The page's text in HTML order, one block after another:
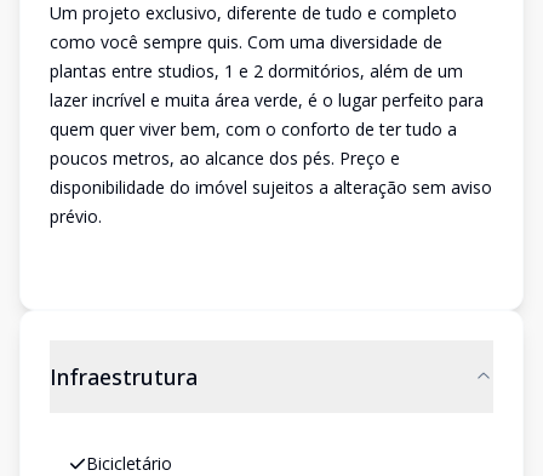
Um projeto exclusivo, diferente de tudo e completo
como você sempre quis. Com uma diversidade de
plantas entre studios, 1 e 2 dormitórios, além de um
lazer incrível e muita área verde, é o lugar perfeito para
quem quer viver bem, com o conforto de ter tudo a
poucos metros, ao alcance dos pés. Preço e
disponibilidade do imóvel sujeitos a alteração sem aviso
prévio.
Infraestrutura
Bicicletário